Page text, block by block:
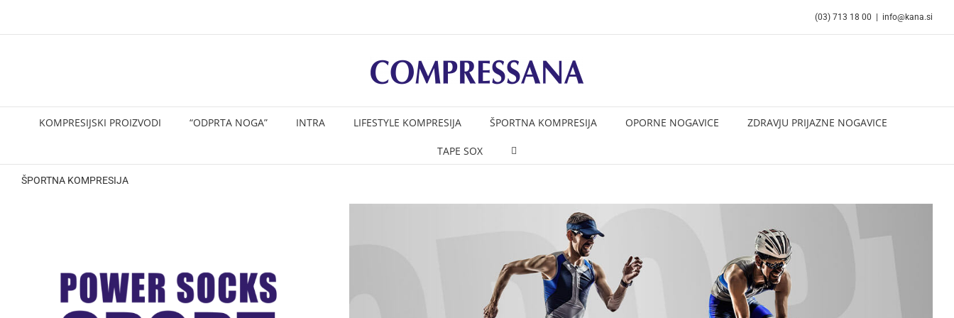
(03) 713 18 00 info@kana.si
KOMPRESIJSKI PROIZVODI “ODPRTA NOGA” INTRA LIFESTYLE KOMPRESIJA ŠPORTNA KOMPRESIJA OPORNE NOGAVICE ZDRAVJU PRIJAZNE NOGAVICE
TAPE SOX
ŠPORTNA KOMPRESIJA